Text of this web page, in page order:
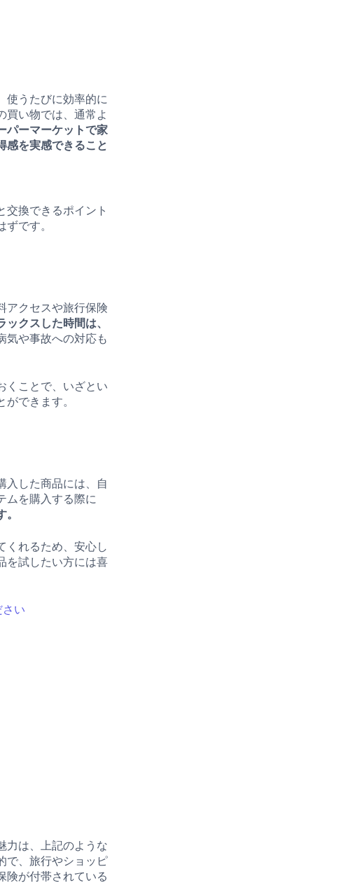
使うたびに効率的に
買い物では、通常よ
パーマーケットで家
感を実感できること
交換できるポイント
です。
アクセスや旅行保険
クスした時間は、
気や事故への対応も
くことで、いざとい
できます。
入した商品には、自
ムを購入する際に
くれるため、安心し
を試したい方には喜
さい
力は、上記のような
で、旅行やショッピ
険が付帯されている